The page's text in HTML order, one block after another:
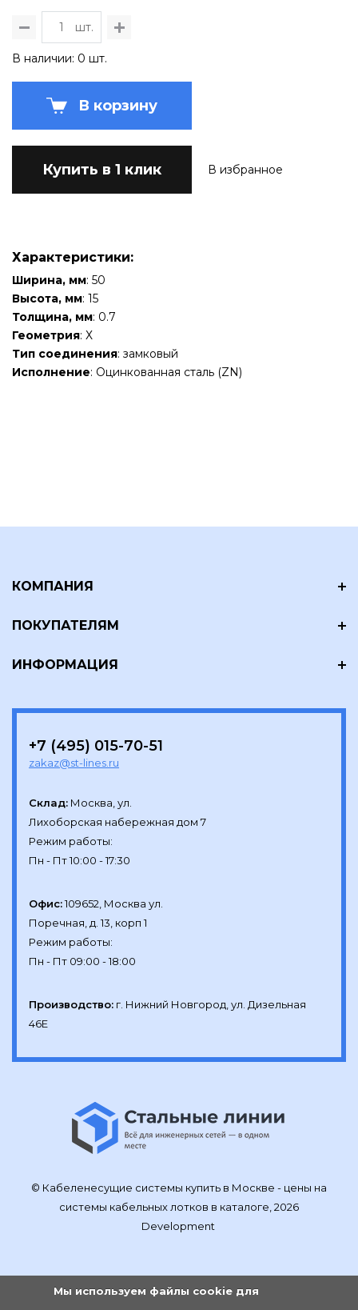
шт.
В наличии: 0 шт.
В корзину
Купить в 1 клик В избранное
Характеристики:
Ширина, мм: 50
Высота, мм: 15
Толщина, мм: 0.7
Геометрия: Х
Тип соединения: замковый
Исполнение: Оцинкованная сталь (ZN)
КОМПАНИЯ
ПОКУПАТЕЛЯМ
ИНФОРМАЦИЯ
+7 (495) 015-70-51
zakaz@st-lines.ru
Склад: Москва, ул.
Лихоборская набережная дом 7
Режим работы:
Офис:109652, Москва ул.
Поречная, д. 13, корп 1
Режим работы:
Производство: г. Нижний Новгород, ул. Дизельная
46Е
© Кабеленесущие системы купить в Москве - цены на
системы кабельных лотков в каталоге, 2026
Development
Мы используем файлы cookie для